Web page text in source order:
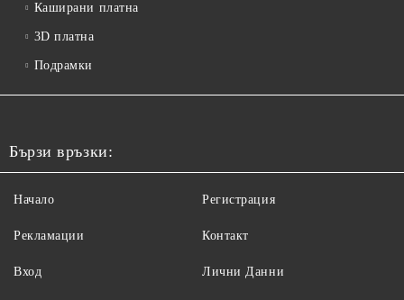
Каширани платна
3D платна
Подрамки
Бързи връзки:
Начало
Рекламации
Вход
Регистрация
Контакт
Лични Данни